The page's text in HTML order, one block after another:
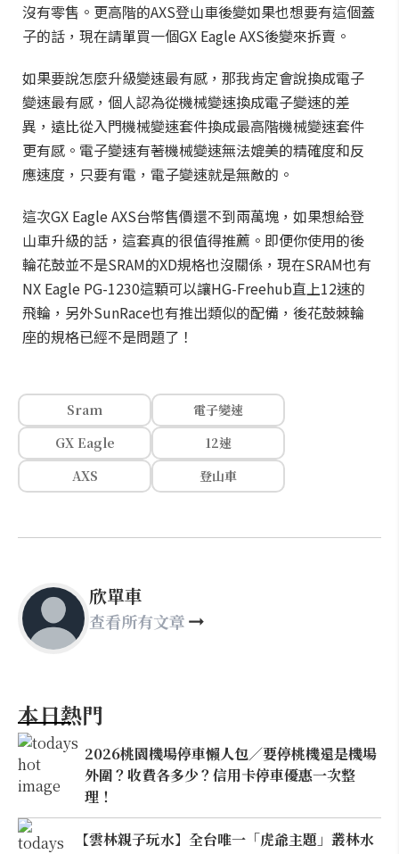
沒有零售。更高階的AXS登山車後變如果也想要有這個蓋
子的話，現在請單買一個GX Eagle AXS後變來拆賣。
如果要說怎麼升級變速最有感，那我肯定會說換成電子
變速最有感，個人認為從機械變速換成電子變速的差
異，遠比從入門機械變速套件換成最高階機械變速套件
更有感。電子變速有著機械變速無法媲美的精確度和反
應速度，只要有電，電子變速就是無敵的。
這次GX Eagle AXS台幣售價還不到兩萬塊，如果想給登
山車升級的話，這套真的很值得推薦。即便你使用的後
輪花鼓並不是SRAM的XD規格也沒關係，現在SRAM也有
NX Eagle PG-1230這顆可以讓HG-Freehub直上12速的
飛輪，另外SunRace也有推出類似的配備，後花鼓棘輪
座的規格已經不是問題了！
Sram
電子變速
GX Eagle
12速
AXS
登山車
欣單車
查看所有文章
本日熱門
2026桃園機場停車懶人包／要停桃機還是機場
外圍？收費各多少？信用卡停車優惠一次整
理！
【雲林親子玩水】全台唯一「虎爺主題」叢林水